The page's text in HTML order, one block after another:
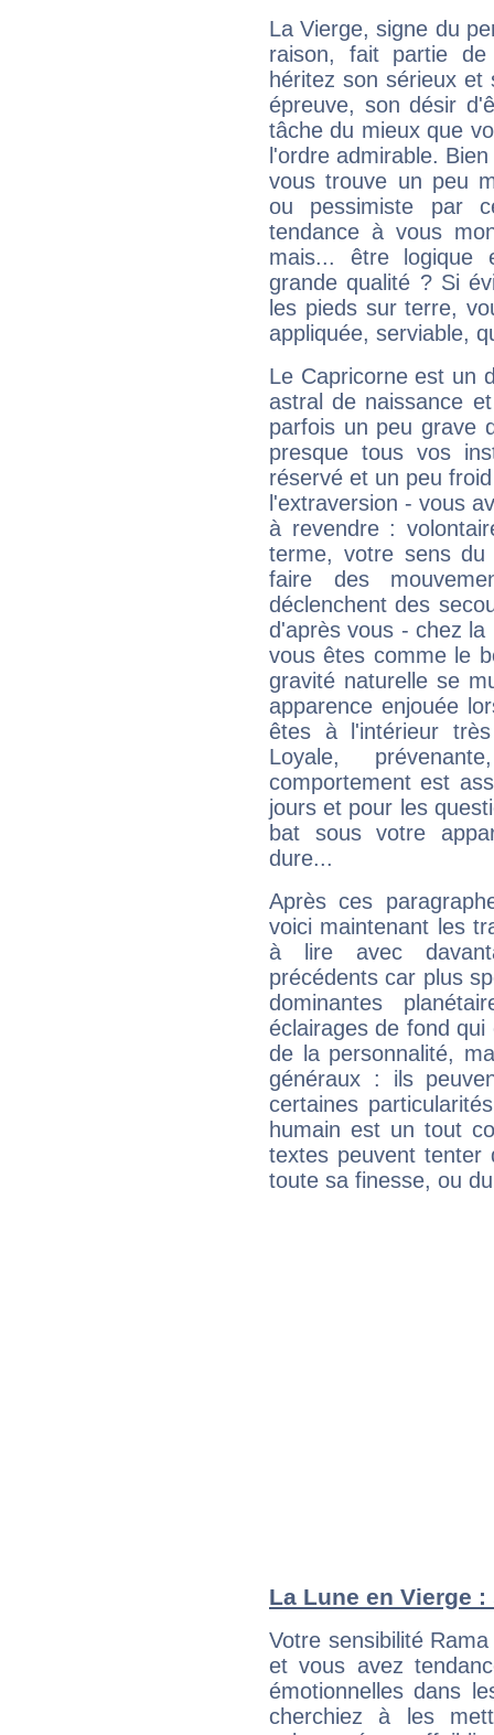
La Vierge, signe du
raison, fait partie
héritez son sérieux
épreuve, son désir
tâche du mieux que
l'ordre admirable.
vous trouve un peu
ou pessimiste par
tendance à vous
mais... être logique
grande qualité ? Si
les pieds sur terre,
appliquée, serviable,
Le Capricorne est un
astral de naissance
parfois un peu grave
presque tous vos
réservé et un peu
l'extraversion - vous
à revendre :
terme, votre sens
faire des
déclenchent des
d'après vous - chez
vous êtes comme le
gravité naturelle se
apparence enjouée
êtes à l'intérieur
Loyale,
comportement est
jours et pour les
bat sous votre
dure...
Après ces
voici maintenant les
à lire avec
précédents car plus
dominantes
éclairages de fond
de la personnalité,
généraux : ils
certaines
humain est un tout
textes peuvent tenter
toute sa finesse, ou
La Lune en Vierge
Votre sensibilité
et vous avez
émotionnelles dans
cherchiez à les